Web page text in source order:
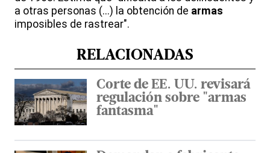
a otras personas (...) la obtención de armas
imposibles de rastrear".
RELACIONADAS
Corte de EE. UU. revisará
regulación sobre "armas
fantasma"